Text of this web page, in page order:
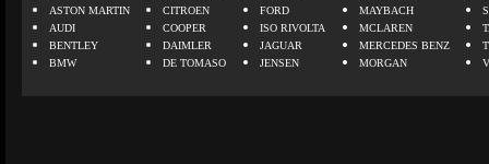
ASTON MARTIN
AUDI
BENTLEY
BMW
CITROEN
COOPER
DAIMLER
DE TOMASO
FORD
ISO RIVOLTA
JAGUAR
JENSEN
MAYBACH
MCLAREN
MERCEDES BENZ
MORGAN